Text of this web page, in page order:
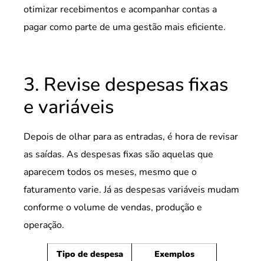
otimizar recebimentos e acompanhar contas a
pagar como parte de uma gestão mais eficiente.
3. Revise despesas fixas
e variáveis
Depois de olhar para as entradas, é hora de revisar
as saídas. As despesas fixas são aquelas que
aparecem todos os meses, mesmo que o
faturamento varie. Já as despesas variáveis mudam
conforme o volume de vendas, produção e
operação.
Tipo de despesa
Exemplos